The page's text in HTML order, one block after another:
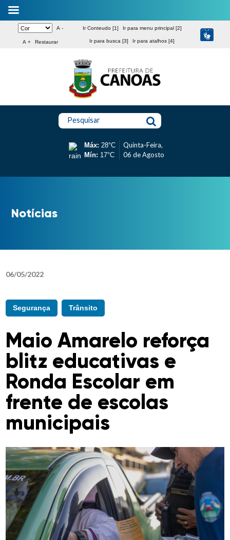
A -
A + Restaurar
Ir Conteudo [1] Ir para menu principal [2]
Ir para busca [3] Ir para atalhos [4]
Pesquisar
Máx: 28°C
Mín: 17°C
Quinta-Feira,
06 de Agosto
Notícias
06/05/2022
Segurança Trânsito
Maio Amarelo reforça
blitz educativas e
Ronda Escolar em
frente de escolas
municipais